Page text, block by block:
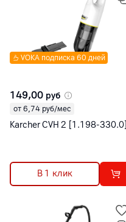
VOKA подписка 60 дней
149,00 руб
от 6,74 руб/мес
Karcher CVH 2 [1.198-330.0]
В 1 клик